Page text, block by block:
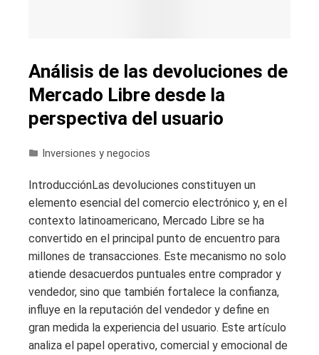
Análisis de las devoluciones de
Mercado Libre desde la
perspectiva del usuario
Inversiones y negocios
IntroducciónLas devoluciones constituyen un
elemento esencial del comercio electrónico y, en el
contexto latinoamericano, Mercado Libre se ha
convertido en el principal punto de encuentro para
millones de transacciones. Este mecanismo no solo
atiende desacuerdos puntuales entre comprador y
vendedor, sino que también fortalece la confianza,
influye en la reputación del vendedor y define en
gran medida la experiencia del usuario. Este artículo
analiza el papel operativo, comercial y emocional de